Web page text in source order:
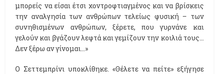
μπορείς να είσαι έτσι χοντροφτιαγμένος και να βρίσκεις
την αναλγησία των ανθρώπων τελείως φυσική – των
συνηθισμένων ανθρώπων, ξέρετε, που γυρνάνε και
γελούν και βγάζουν λεφτά και γεμίζουν την κοιλιά τους…
Δεν ξέρω αν γίνομαι…»
Ο Σεττεμπρίνι υποκλίθηκε. «Θέλετε να πείτε» εξήγησε